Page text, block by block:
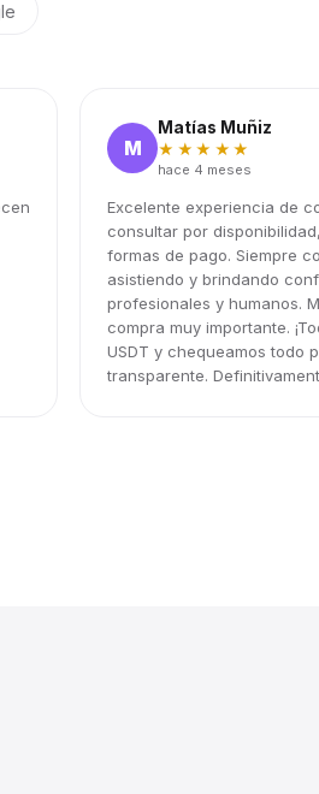
M
Matías Muñiz
★★★★★
hace 4 meses
Excelente experiencia de
consultar por
formas de pago. Siempre
asistiendo y brindando
profesionales y humanos.
compra muy importante.
USDT y chequeamos todo
transparente.